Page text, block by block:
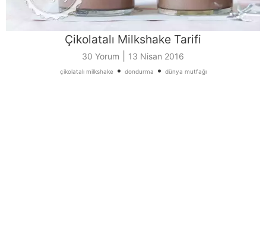
Çikolatalı Milkshake Tarifi
30 Yorum 13 Nisan 2016
çikolatalı milkshake• dondurma • dünya mutfağı